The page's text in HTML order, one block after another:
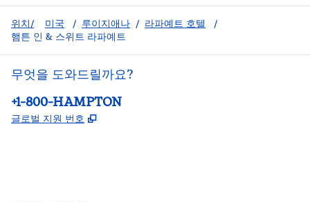
위치/ 미국 / 루이지애나 / 라파예트 호텔
/
햄튼 인 & 스위트 라파예트
무엇을 도와드릴까요?
전화:
+1-800-HAMPTON
글로벌 지원 번호 ,